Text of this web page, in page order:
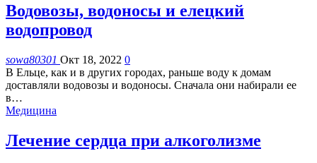
Водовозы, водоносы и елецкий
водопровод
sowa80301 Окт 18, 2022 0
В Ельце, как и в других городах, раньше воду к домам
доставляли водовозы и водоносы. Сначала они набирали ее
в…
Медицина
Лечение сердца при алкоголизме